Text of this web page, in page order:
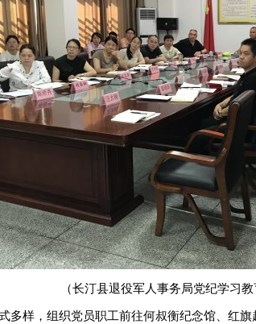
（长汀县退役军人事务局党纪学习教
样，组织党员职工前往何叔衡纪念馆、红